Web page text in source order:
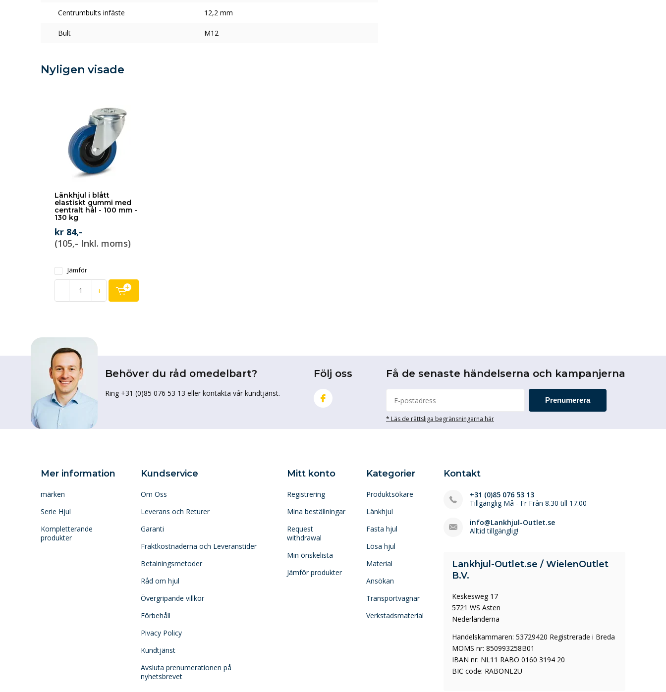
Centrumbults infäste 12,2 mm
Bult M12
Nyligen visade
Länkhjul i blått
elastiskt gummi med
centralt hål - 100 mm -
130 kg
kr 84,-
(105,- Inkl. moms)
Jämför
- +
Behöver du råd omedelbart?
Ring +31 (0)85 076 53 13 eller kontakta vår kundtjänst.
Följ oss Få de senaste händelserna och kampanjerna
Prenumerera
* Läs de rättsliga begränsningarna här
Mer information
märken
Serie Hjul
Kompletterande
produkter
Kundservice
Om Oss
Leverans och Returer
Garanti
Fraktkostnaderna och Leveranstider
Betalningsmetoder
Råd om hjul
Övergripande villkor
Förbehåll
Pivacy Policy
Kundtjänst
Avsluta prenumerationen på
nyhetsbrevet
Mitt konto
Registrering
Mina beställningar
Request
withdrawal
Min önskelista
Jämför produkter
Kategorier
Produktsökare
Länkhjul
Fasta hjul
Lösa hjul
Material
Ansökan
Transportvagnar
Verkstadsmaterial
Kontakt
+31 (0)85 076 53 13
Tillgänglig Må - Fr Från 8.30 till 17.00
info@Lankhjul-Outlet.se
Alltid tillgänglig!
Lankhjul-Outlet.se / WielenOutlet
B.V.
Keskesweg 17
5721 WS Asten
Nederländerna
Handelskammaren: 53729420 Registrerade i Breda
MOMS nr: 850993258B01
IBAN nr: NL11 RABO 0160 3194 20
BIC code: RABONL2U